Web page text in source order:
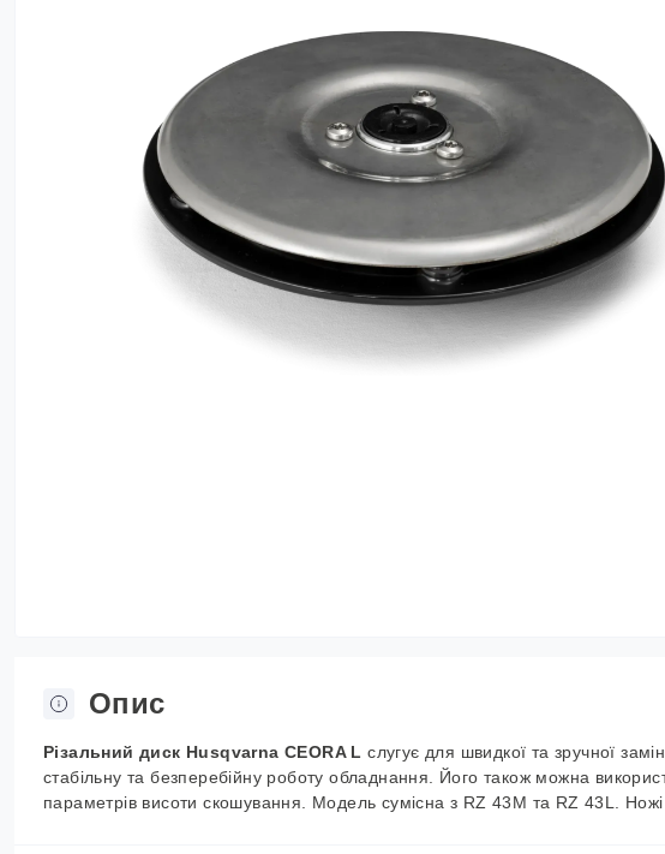
Опис
Різальний диск Husqvarna CEORA L слугує для швидкої та зручної
стабільну та безперебійну роботу обладнання. Його також можна
параметрів висоти скошування. Модель сумісна з RZ 43M та RZ 43L. Ножі